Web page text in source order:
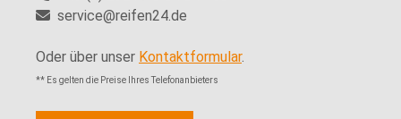
service@reifen24.de
Oder über unser Kontaktformular.
** Es gelten die Preise Ihres Telefonanbieters